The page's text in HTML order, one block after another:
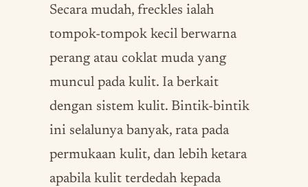
Secara mudah, freckles ialah
tompok-tompok kecil berwarna
perang atau coklat muda yang
muncul pada kulit. Ia berkait
dengan sistem kulit. Bintik-bintik
ini selalunya banyak, rata pada
permukaan kulit, dan lebih ketara
apabila kulit terdedah kepada